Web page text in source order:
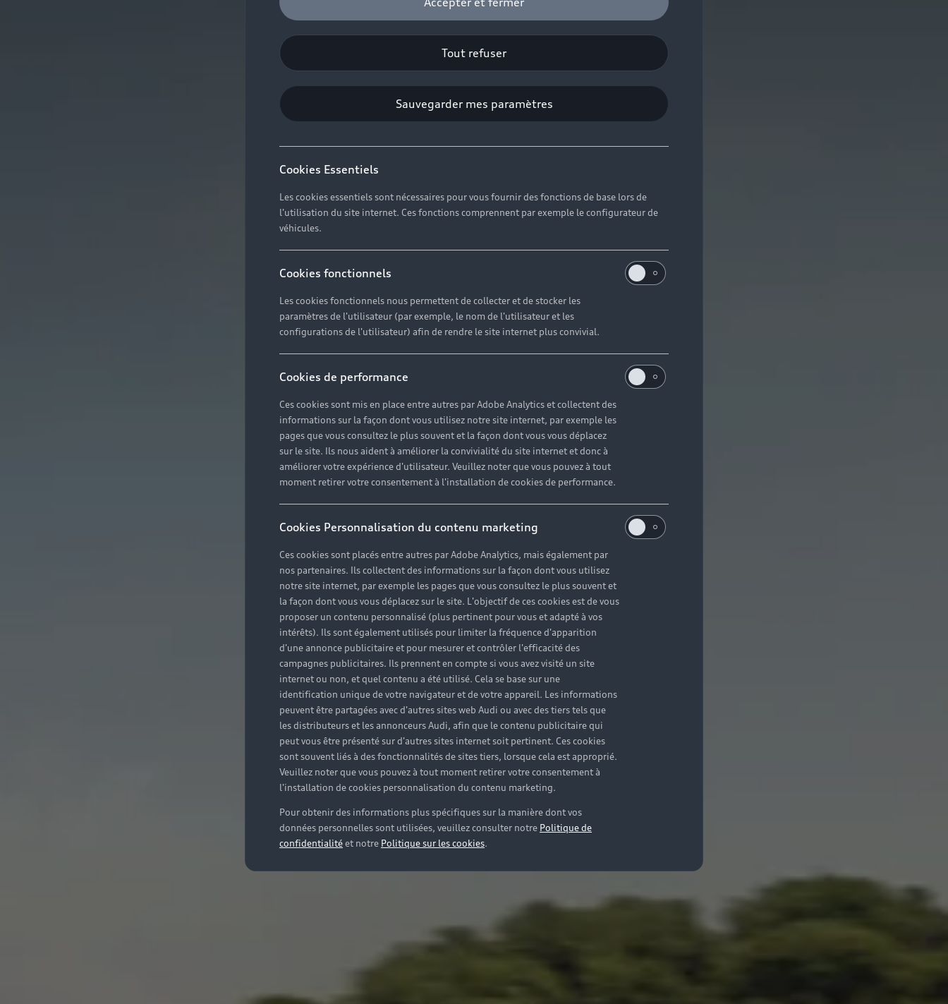
Tout refuser
Sauvegarder mes paramètres
Cookies Essentiels
Les cookies essentiels sont nécessaires pour vous fournir des fonctions de base lors de
l'utilisation du site internet. Ces fonctions comprennent par exemple le configurateur de
véhicules.
Cookies fonctionnels
Les cookies fonctionnels nous permettent de collecter et de stocker les
paramètres de l'utilisateur (par exemple, le nom de l'utilisateur et les
configurations de l'utilisateur) afin de rendre le site internet plus convivial.
Cookies de performance
Ces cookies sont mis en place entre autres par Adobe Analytics et collectent des
informations sur la façon dont vous utilisez notre site internet, par exemple les
pages que vous consultez le plus souvent et la façon dont vous vous déplacez
sur le site. Ils nous aident à améliorer la convivialité du site internet et donc à
améliorer votre expérience d'utilisateur. Veuillez noter que vous pouvez à tout
moment retirer votre consentement à l'installation de cookies de performance.
Cookies Personnalisation du contenu marketing
Ces cookies sont placés entre autres par Adobe Analytics, mais également par
nos partenaires. Ils collectent des informations sur la façon dont vous utilisez
notre site internet, par exemple les pages que vous consultez le plus souvent et
la façon dont vous vous déplacez sur le site. L'objectif de ces cookies est de vous
proposer un contenu personnalisé (plus pertinent pour vous et adapté à vos
intérêts). Ils sont également utilisés pour limiter la fréquence d'apparition
d'une annonce publicitaire et pour mesurer et contrôler l'efficacité des
campagnes publicitaires. Ils prennent en compte si vous avez visité un site
internet ou non, et quel contenu a été utilisé. Cela se base sur une
identification unique de votre navigateur et de votre appareil. Les informations
peuvent être partagées avec d'autres sites web Audi ou avec des tiers tels que
les distributeurs et les annonceurs Audi, afin que le contenu publicitaire qui
peut vous être présenté sur d'autres sites internet soit pertinent. Ces cookies
sont souvent liés à des fonctionnalités de sites tiers, lorsque cela est approprié.
Veuillez noter que vous pouvez à tout moment retirer votre consentement à
l'installation de cookies personnalisation du contenu marketing.
Pour obtenir des informations plus spécifiques sur la manière dont vos
données personnelles sont utilisées, veuillez consulter notre Politique de
confidentialitéet notre Politique sur les cookies.